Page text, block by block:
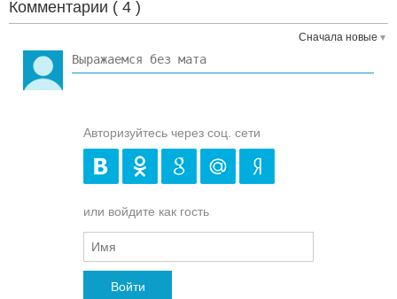
Комментарии ( 4 )
Сначала новые
Авторизуйтесь через соц. сети
или войдите как гость
Войти